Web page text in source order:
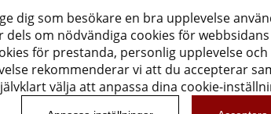
dig som besökare en bra upplevelse
dels om nödvändiga cookies för
för prestanda, personlig upplevelse
rekommenderar vi att du accepterar
välja att anpassa dina cookie-